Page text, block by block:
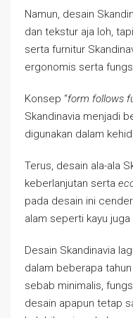
Namun, desain
dan tekstur aja loh,
serta furnitur
ergonomis serta
Konsep “form follows
Skandinavia menjadi
digunakan dalam
Terus, desain ala-ala
keberlanjutan serta
pada desain ini
alam seperti kayu juga
Desain Skandinavia
dalam beberapa
sebab minimalis,
desain apapun tetap